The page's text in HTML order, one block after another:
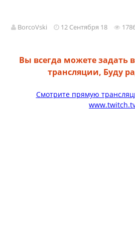
BorcoVski 12 Сентября 18
Вы всегда можете задать
трансляции, Буду
Смотрите прямую